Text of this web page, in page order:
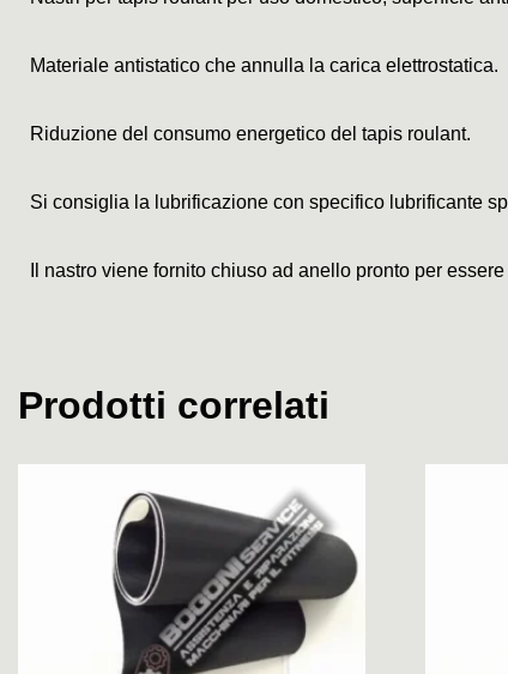
Materiale antistatico che annulla la carica elettrostatica.
Riduzione del consumo energetico del tapis roulant.
Si consiglia la lubrificazione con specifico lubrificante
Il nastro viene fornito chiuso ad anello pronto per
Prodotti correlati